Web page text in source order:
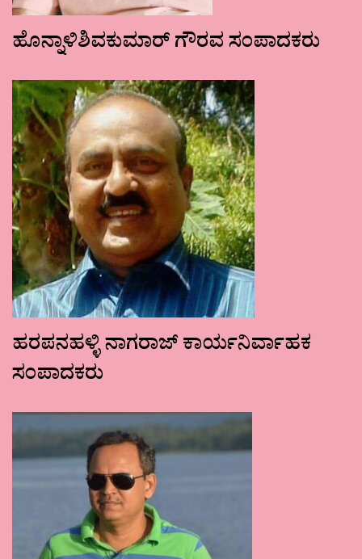
ಹೊನ್ನಾಳಿಶಿವಕುಮಾರ್ ಗೌರವ ಸಂಪಾದಕರು
ಹರಪನಹಳ್ಳಿ ನಾಗರಾಜ್ ಕಾರ್ಯನಿರ್ವಾಹಕ
ಸಂಪಾದಕರು